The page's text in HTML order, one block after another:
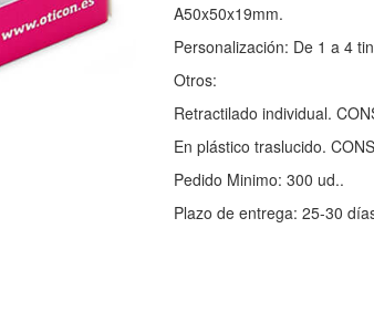
A50x50x19mm.
Personalización: De 1 a 4
Otros:
Retractilado individual.
En plástico traslucido.
Pedido Minimo: 300 ud..
Plazo de entrega: 25-30